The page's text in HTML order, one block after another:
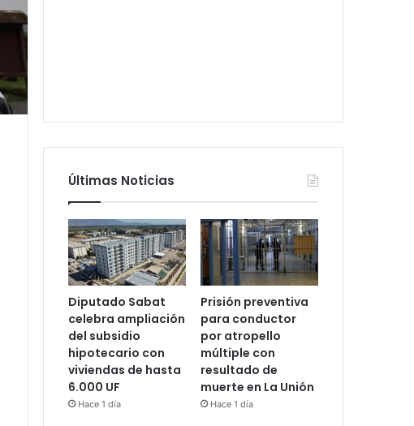
Últimas Noticias
Diputado Sabat
celebra ampliación
del subsidio
hipotecario con
viviendas de hasta
6.000 UF
Hace 1 día
Prisión preventiva
para conductor
por atropello
múltiple con
resultado de
muerte en La Unión
Hace 1 día